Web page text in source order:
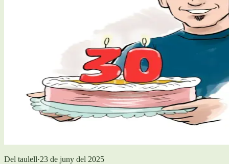
Del taulell·23 de juny del 2025